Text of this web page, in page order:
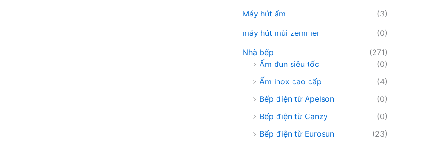
Máy hút ẩm
(3)
máy hút mùi zemmer
(0)
Nhà bếp
(271)
Ấm đun siêu tốc
(0)
Ấm inox cao cấp
(4)
Bếp điện từ Apelson
(0)
Bếp điện từ Canzy
(0)
Bếp điện từ Eurosun
(23)